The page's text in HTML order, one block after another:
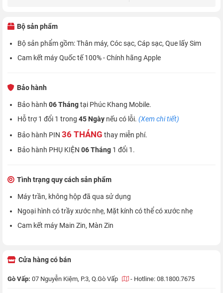
Bộ sản phẩm
Bộ sản phẩm gồm: Thân máy, Cóc sạc, Cáp sạc, Que lấy Sim
Cam kết máy Quốc tế 100% - Chính hãng Apple
Bảo hành
Bảo hành 06 Thángtại Phúc Khang Mobile.
Hỗ trợ 1 đổi 1 trong 45 Ngày nếu có lỗi. (Xem chi tiết)
Bảo hành PIN 36 THÁNG thay miễn phí.
Bảo hành PHỤ KIỆN 06 Tháng 1 đổi 1.
Tình trạng quy cách sản phẩm
Máy trần, không hộp đã qua sử dụng
Ngoại hình có trầy xước nhẹ, Mặt kính có thể có xước nhẹ
Cam kết máy Main Zin, Màn Zin
Cửa hàng có bán
Gò Vấp: 07 Nguyễn Kiệm, P.3, Q.Gò Vấp - Hotline: 08.1800.7675